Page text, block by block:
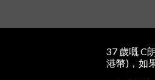
37 歲嘅 C
港幣)，如